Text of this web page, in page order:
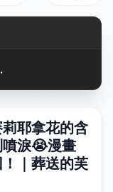
耶拿花的含
淚😭漫畫
｜葬送的芙